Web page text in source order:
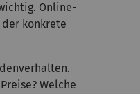
Online-
konkrete
Welche